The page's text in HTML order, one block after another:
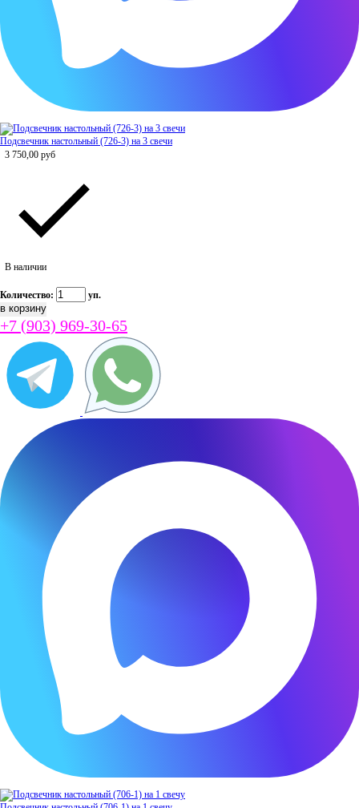
Подсвечник настольный (726-3) на 3 свечи
3 750,00 руб
В наличии
Количество: уп.
+7 (903) 969-30-65